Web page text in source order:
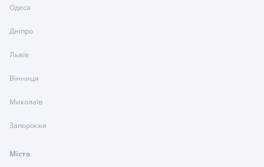
Одеса
Дніпро
Львів
Вінниця
Миколаїв
Запоріжжя
Місто